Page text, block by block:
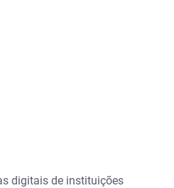
digitais de instituições